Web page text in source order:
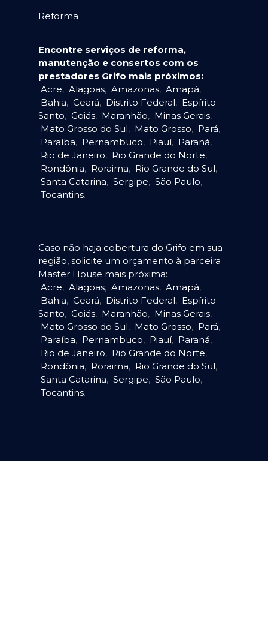
Reforma
Encontre serviços de reforma,
manutenção e consertos com os
prestadores Grifo mais próximos:
Acre, Alagoas, Amazonas, Amapá,
Bahia, Ceará, Distrito Federal, Espírito
Santo, Goiás, Maranhão, Minas Gerais,
Mato Grosso do Sul, Mato Grosso, Pará,
Paraíba, Pernambuco, Piauí, Paraná,
Rio de Janeiro, Rio Grande do Norte,
Rondônia, Roraima, Rio Grande do Sul,
Santa Catarina, Sergipe, São Paulo,
Tocantins.
Caso não haja cobertura do Grifo em sua
região, solicite um orçamento à parceira
Master House mais próxima:
Acre, Alagoas, Amazonas, Amapá,
Bahia, Ceará, Distrito Federal, Espírito
Santo, Goiás, Maranhão, Minas Gerais,
Mato Grosso do Sul, Mato Grosso, Pará,
Paraíba, Pernambuco, Piauí, Paraná,
Rio de Janeiro, Rio Grande do Norte,
Rondônia, Roraima, Rio Grande do Sul,
Santa Catarina, Sergipe, São Paulo,
Tocantins.